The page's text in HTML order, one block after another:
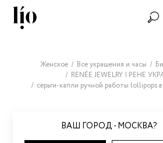
ВАШ ГОРОД - МОСКВА?
Женское Все украшения и часы
RENÉE JEWELRY | РЕНЕ
серьги-капли ручной работы lollipops